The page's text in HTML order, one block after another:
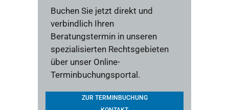
Buchen Sie jetzt direkt und
verbindlich Ihren
Beratungstermin in unseren
spezialisierten Rechtsgebieten
über unser Online-
Terminbuchungsportal.
ZUR TERMINBUCHUNG